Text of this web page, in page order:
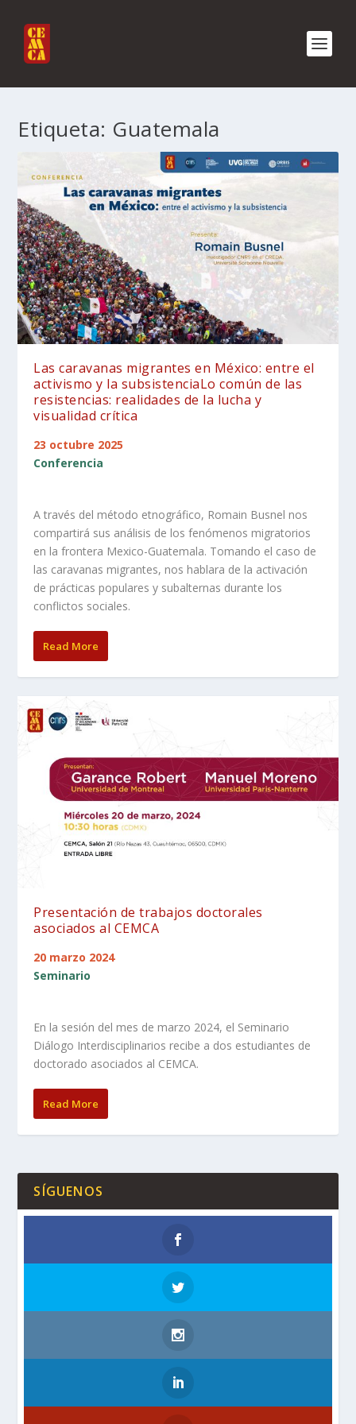
Etiqueta: Guatemala
Las caravanas migrantes en México: entre el
activismo y la subsistenciaLo común de las
resistencias: realidades de la lucha y
visualidad crítica
23 octubre 2025
Conferencia
A través del método etnográfico, Romain Busnel nos
compartirá sus análisis de los fenómenos migratorios
en la frontera Mexico-Guatemala. Tomando el caso de
las caravanas migrantes, nos hablara de la activación
de prácticas populares y subalternas durante los
conflictos sociales.
Read More
Presentación de trabajos doctorales
asociados al CEMCA
20 marzo 2024
Seminario
En la sesión del mes de marzo 2024, el Seminario
Diálogo Interdisciplinarios recibe a dos estudiantes de
doctorado asociados al CEMCA.
Read More
SÍGUENOS